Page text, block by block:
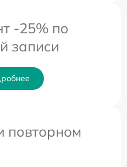
-25% по
записи
повторном